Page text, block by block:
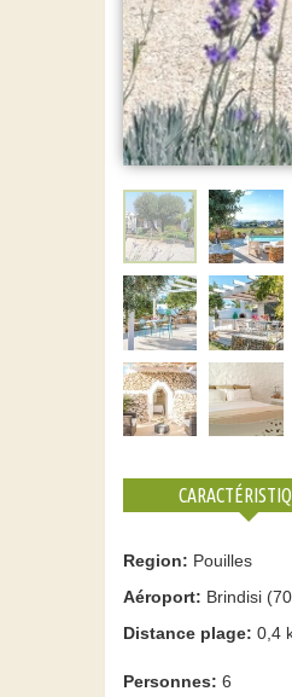
Region: Pouilles
Aéroport: Brindisi
Distance plage: 0,4
Personnes: 6